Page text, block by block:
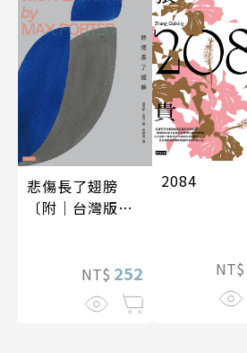
悲傷長了翅膀
〔附｜台灣版獨
NT$ 252
2084
NT$